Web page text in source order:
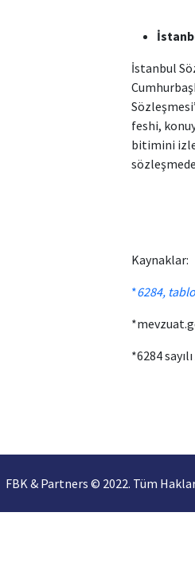
İstanbul
feshi,
bitimini
Kaynaklar:
*6284, tablo
*6284
FBK & Partners © 2022. Tüm